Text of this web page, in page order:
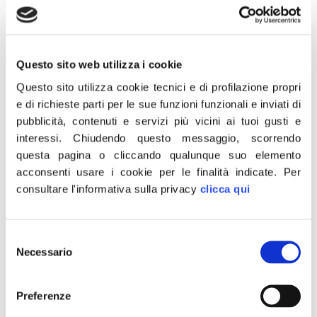
Questo sito web utilizza i cookie
Questo sito utilizza cookie tecnici e di profilazione propri
e di richieste parti per le sue funzioni funzionali e inviati di
pubblicità, contenuti e servizi più vicini ai tuoi gusti e
interessi.Chiudendo questo messaggio, scorrendo
questa pagina o cliccando qualunque suo elemento
acconsenti usare i cookie per le finalità indicate. Per
consultare l'informativa sulla privacy clicca qui
delNecessario
Preferenze
Armate. Quei docenti che difendono la loro scelta
antimilitarista citando l’articolo 11 della Costituzione,
riconosce alle Forze armate la funzione “di operare al
fine della realizzazione della pace e della sicurezza, di
concorrere alla salvaguardia delle istituzioni e di
svolgere compiti specifici in circostanze di pubblica
calamità o in casi di straordinaria necessità o
urgenza”. Schierarsi apertamente contro una parte
del nostro Stato, a maggior ragione se a farlo sono i
dei guerrafondai ma servitori dei cittadini e dello Stato
al pari di quegli stessi insegnanti che dovrebbero
formare i giovani anziché instillare ideologie
antimilitariste. Confido in un chiarimento rapido da